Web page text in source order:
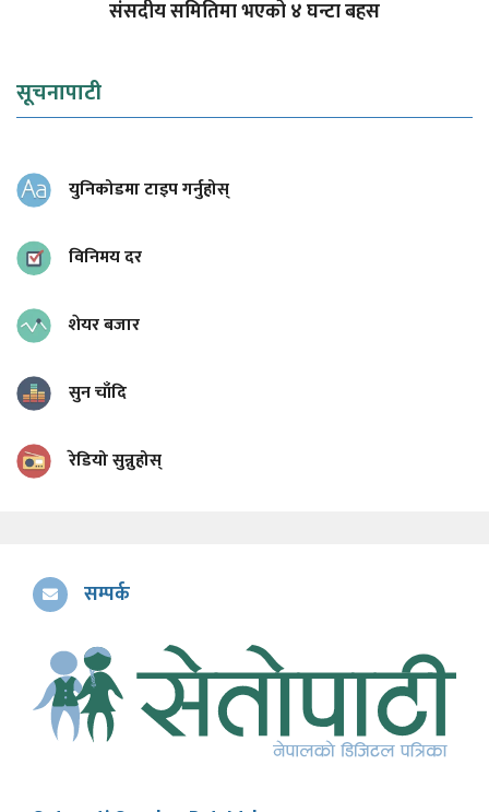
संसदीय समितिमा भएको ४ घन्टा बहस
सूचनापाटी
युनिकोडमा टाइप गर्नुहोस्
विनिमय दर
शेयर बजार
सुन चाँदि
रेडियो सुन्नुहोस्
सम्पर्क